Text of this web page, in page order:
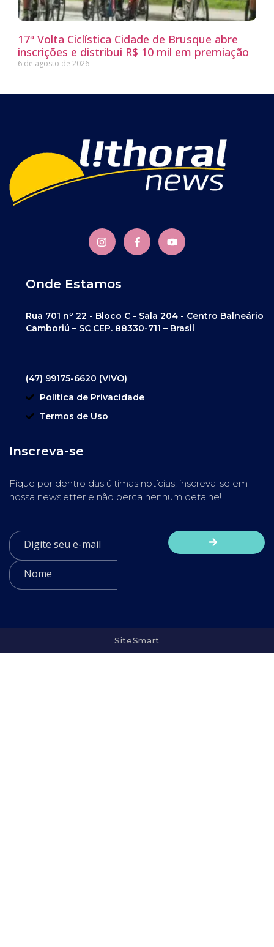
17ª Volta Ciclística Cidade de Brusque abre
inscrições e distribui R$ 10 mil em premiação
6 de agosto de 2026
Onde Estamos
Rua 701 nº 22 - Bloco C - Sala 204 - Centro Balneário
Camboriú – SC CEP. 88330-711 – Brasil
(47) 99175-6620 (VIVO)
Política de Privacidade
Termos de Uso
Inscreva-se
Fique por dentro das últimas notícias, inscreva-se em
nossa newsletter e não perca nenhum detalhe!
SiteSmart